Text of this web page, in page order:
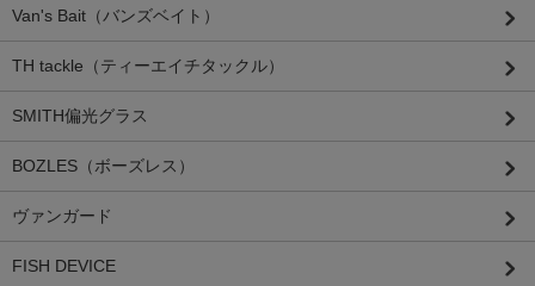
Van's Bait（バンズベイト）
TH tackle（ティーエイチタックル）
SMITH偏光グラス
BOZLES（ボーズレス）
ヴァンガード
FISH DEVICE